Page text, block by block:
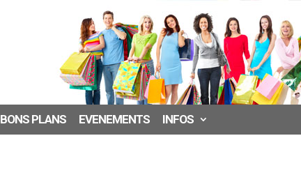
BONS PLANS EVENEMENTS INFOS